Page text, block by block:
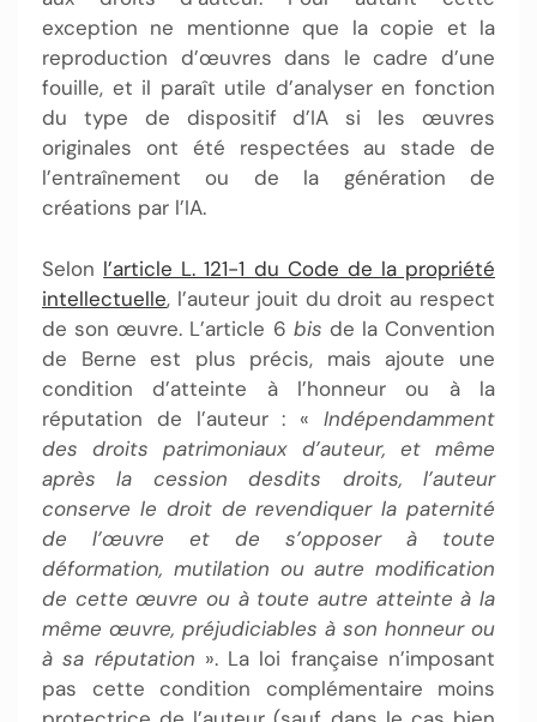
exception ne mentionne que la copie et la
reproduction d’œuvres dans le cadre d’une
fouille, et il paraît utile d’analyser en fonction
du type de dispositif d’IA si les œuvres
originales ont été respectées au stade de
l’entraînement ou de la génération de
créations par l’IA.
Selon l’article L. 121-1 du Code de la propriété
intellectuelle, l’auteur jouit du droit au respect
de son œuvre. L’article 6 bis de la Convention
de Berne est plus précis, mais ajoute une
condition d’atteinte à l’honneur ou à la
réputation de l’auteur : « Indépendamment
des droits patrimoniaux d’auteur, et même
après la cession desdits droits, l’auteur
conserve le droit de revendiquer la paternité
de l’œuvre et de s’opposer à toute
déformation, mutilation ou autre modification
de cette œuvre ou à toute autre atteinte à la
même œuvre, préjudiciables à son honneur ou
à sa réputation ». La loi française n’imposant
pas cette condition complémentaire moins